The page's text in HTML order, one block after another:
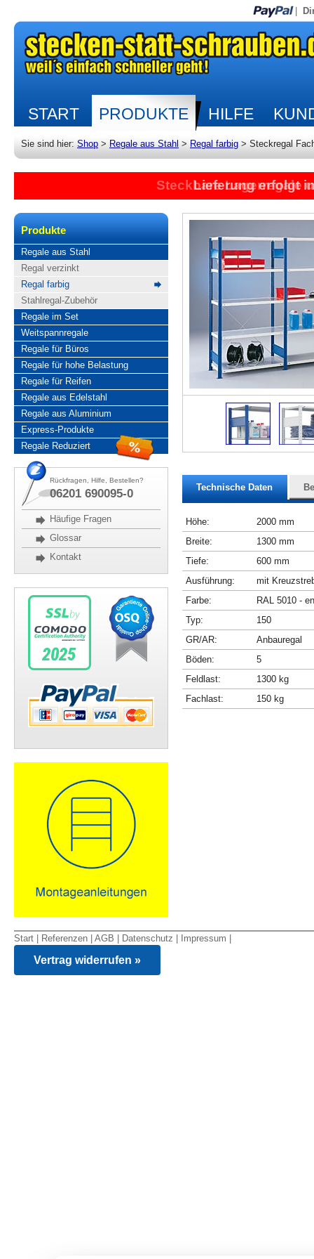
START PRODUKTE HILFE
Sie sind hier: Shop > Regale aus Stahl > Regal farbig > Steckregal
Steckbare Lagerregale
Lieferung erfolgt
Produkte
Regale aus Stahl
Regal verzinkt
Regal farbig
Stahlregal-Zubehör
Regale im Set
Weitspannregale
Regale für Büros
Regale für hohe Belastung
Regale für Reifen
Regale aus Edelstahl
Regale aus Aluminium
Express-Produkte
Regale Reduziert
Rückfragen, Hilfe, Bestellen?
06201 690095-0
Häufige Fragen
Glossar
Kontakt
Technische Daten
Höhe:
2000 mm
Breite:
1300 mm
Tiefe:
600 mm
Ausführung:
mit
Farbe:
RAL 5010 -
Typ:
150
GR/AR:
Anbauregal
Böden:
5
Feldlast:
1300 kg
Fachlast:
150 kg
Start Referenzen AGB Datenschutz Impressum
Vertrag widerrufen »